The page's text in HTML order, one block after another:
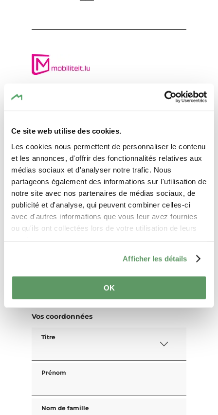
Ce site web utilise des cookies.
Les cookies nous permettent de personnaliser le contenu
et les annonces, d'offrir des fonctionnalités relatives aux
médias sociaux et d'analyser notre trafic. Nous
partageons également des informations sur l'utilisation de
notre site avec nos partenaires de médias sociaux, de
publicité et d'analyse, qui peuvent combiner celles-ci
avec d'autres informations que vous leur avez fournies
ou qu'ils ont collectées lors de votre utilisation de leurs
Afficher les détails
OK
Demande
Vos données de voyage
Vos coordonnées
Titre
Prénom
Nom de famille